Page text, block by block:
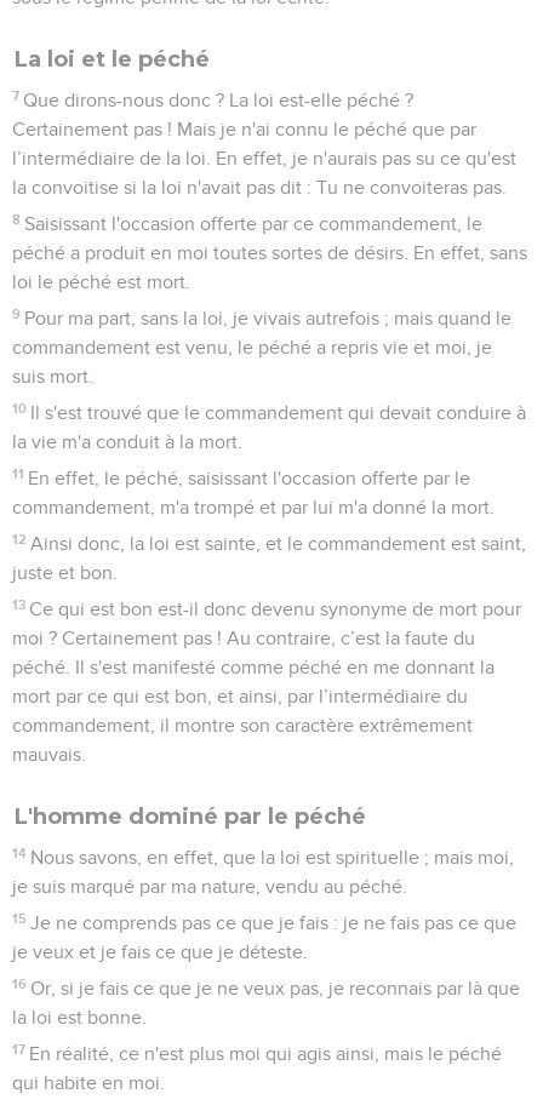
La loi et le péché
7 Que dirons-nous donc ? La loi est-elle péché ?
Certainement pas ! Mais je n'ai connu le péché que par
l’intermédiaire de la loi. En effet, je n'aurais pas su ce qu'est
la convoitise si la loi n'avait pas dit : Tu ne convoiteras pas.
8 Saisissant l'occasion offerte par ce commandement, le
péché a produit en moi toutes sortes de désirs. En effet, sans
loi le péché est mort.
9 Pour ma part, sans la loi, je vivais autrefois ; mais quand le
commandement est venu, le péché a repris vie et moi, je
suis mort.
10 Il s'est trouvé que le commandement qui devait conduire à
la vie m'a conduit à la mort.
11 En effet, le péché, saisissant l'occasion offerte par le
commandement, m'a trompé et par lui m'a donné la mort.
12 Ainsi donc, la loi est sainte, et le commandement est saint,
juste et bon.
13 Ce qui est bon est-il donc devenu synonyme de mort pour
moi ? Certainement pas ! Au contraire, c’est la faute du
péché. Il s'est manifesté comme péché en me donnant la
mort par ce qui est bon, et ainsi, par l’intermédiaire du
commandement, il montre son caractère extrêmement
mauvais.
L'homme dominé par le péché
14 Nous savons, en effet, que la loi est spirituelle ; mais moi,
je suis marqué par ma nature, vendu au péché.
15 Je ne comprends pas ce que je fais : je ne fais pas ce que
je veux et je fais ce que je déteste.
16 Or, si je fais ce que je ne veux pas, je reconnais par là que
la loi est bonne.
17 En réalité, ce n'est plus moi qui agis ainsi, mais le péché
qui habite en moi.